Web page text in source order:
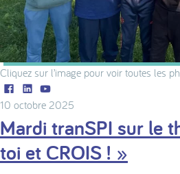
Cliquez sur l’image pour voir toutes les
Facebook
LinkedInYoutube
10 octobre 2025
Mardi tranSPI sur le
toi et CROIS ! »